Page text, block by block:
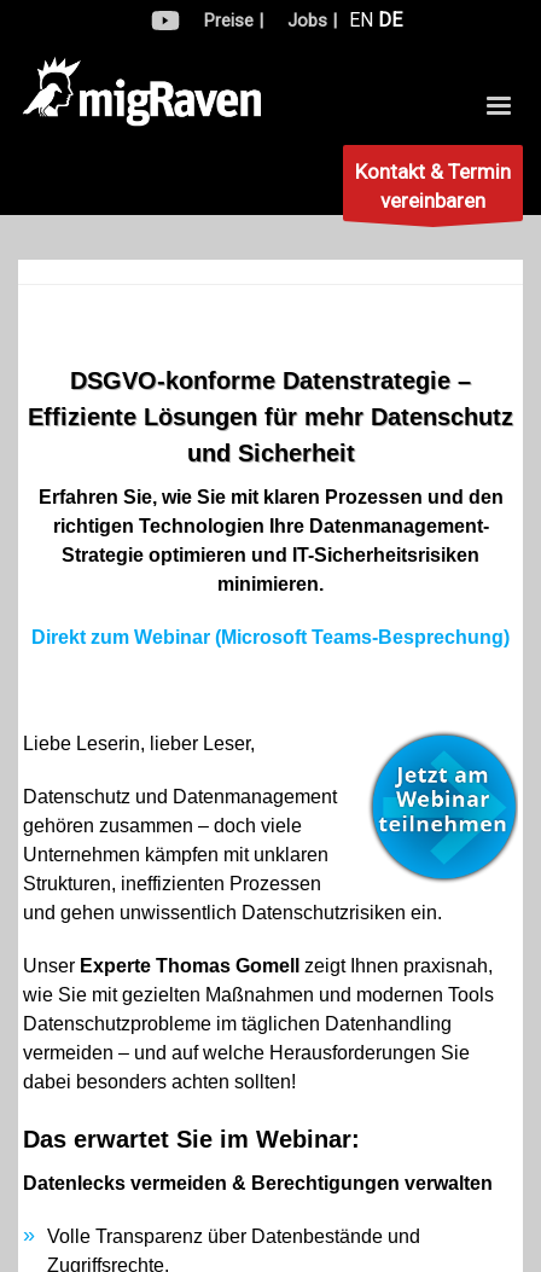
Preise | Jobs | EN DE
Kontakt & Termin
vereinbaren
DSGVO-konforme Datenstrategie –
Effiziente Lösungen für mehr Datenschutz
und Sicherheit
Erfahren Sie, wie Sie mit klaren Prozessen und den
richtigen Technologien Ihre Datenmanagement-
Strategie optimieren und IT-Sicherheitsrisiken
minimieren.
Direkt zum Webinar (Microsoft Teams-Besprechung)
Liebe Leserin, lieber Leser,
Datenschutz und Datenmanagement
gehören zusammen – doch viele
Unternehmen kämpfen mit unklaren
Strukturen, ineffizienten Prozessen
und gehen unwissentlich Datenschutzrisiken ein.
Unser Experte Thomas Gomell zeigt Ihnen praxisnah,
wie Sie mit gezielten Maßnahmen und modernen Tools
Datenschutzprobleme im täglichen Datenhandling
vermeiden – und auf welche Herausforderungen Sie
dabei besonders achten sollten!
Das erwartet Sie im Webinar:
Datenlecks vermeiden & Berechtigungen verwalten
Volle Transparenz über Datenbestände und
Zugriffsrechte.